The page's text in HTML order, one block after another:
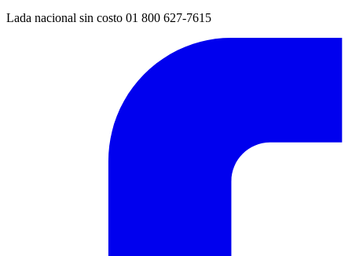
Lada nacional sin costo 01 800 627-7615